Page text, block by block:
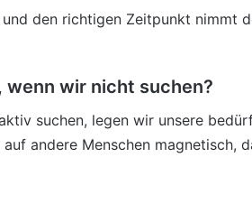
den richtigen Zeitpunkt nimmt
wenn wir nicht suchen?
suchen, legen wir unsere
andere Menschen